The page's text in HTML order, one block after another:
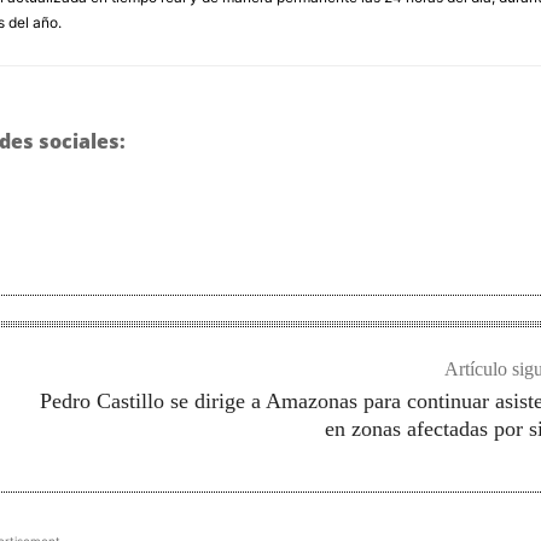
del año.
sociales:
Artículo
Pedro Castillo se dirige a Amazonas para continuar
en zonas afectadas por